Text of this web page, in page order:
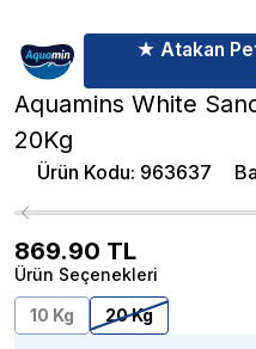
★ Atakan
Aquamins White
20Kg
Ürün Kodu: 963637
869.90 TL
Ürün Seçenekleri
10 Kg
20 Kg